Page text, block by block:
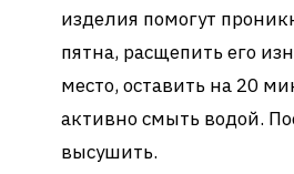
изделия помогут
пятна, расщепить его
место, оставить на 20
активно смыть водой.
высушить.